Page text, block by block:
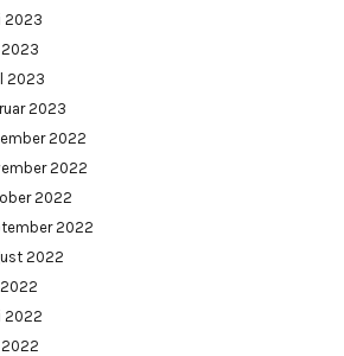
2023
2023
2023
2023
2022
2022
2022
2022
2022
2022
2022